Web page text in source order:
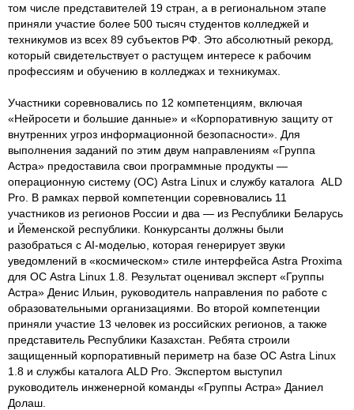
том числе представителей 19 стран, а в региональном этапе
приняли участие более 500 тысяч студентов колледжей и
техникумов из всех 89 субъектов РФ. Это абсолютный рекорд,
который свидетельствует о растущем интересе к рабочим
профессиям и обучению в колледжах и техникумах.
Участники соревновались по 12 компетенциям, включая
«Нейросети и большие данные» и «Корпоративную защиту от
внутренних угроз информационной безопасности». Для
выполнения заданий по этим двум направлениям «Группа
Астра» предоставила свои программные продукты —
операционную систему (ОС) Astra Linux и службу каталога ALD
Pro. В рамках первой компетенции соревновались 11
участников из регионов России и два — из Республики Беларусь
и Йеменской республики. Конкурсанты должны были
разобраться с AI-моделью, которая генерирует звуки
уведомлений в «космическом» стиле интерфейса Astra Proxima
для ОС Astra Linux 1.8. Результат оценивал эксперт «Группы
Астра» Денис Ильин, руководитель направления по работе с
образовательными организациями. Во второй компетенции
приняли участие 13 человек из российских регионов, а также
представитель Республики Казахстан. Ребята строили
защищенный корпоративный периметр на базе ОС Astra Linux
1.8 и службы каталога ALD Pro. Экспертом выступил
руководитель инженерной команды «Группы Астра» Даниел
Долаш.